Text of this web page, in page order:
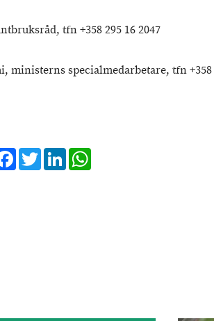
tfn +358 295 16 2047
ministerns specialmedarbetare, tfn +358
Facebook
TwitterLinkedIn